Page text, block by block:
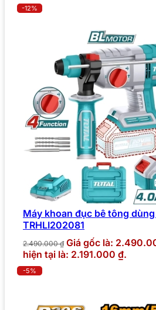
-12%
Máy khoan đục bê tông
TRHLI202081
2.490.000₫ Giá gốc là:
hiện tại là: 2.191.000 ₫.
-5%